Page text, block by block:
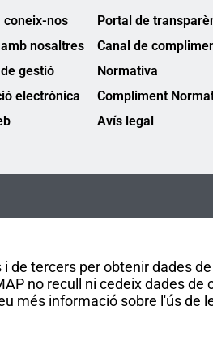
de tercers per obtenir dades
no recull ni cedeix dades de
més informació sobre l'ús de
coneix-nos
nosaltres
gestió
electrònica
Portal de
Canal de
Normativa
Compliment
Avís legal